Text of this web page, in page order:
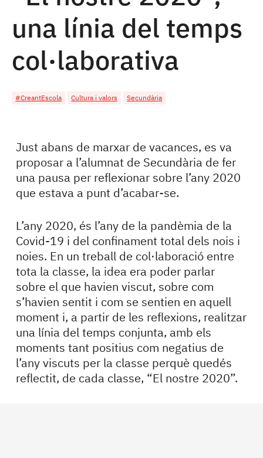
una línia del temps
col·laborativa
#CreantEscola Cultura i valors Secundària
Just abans de marxar de vacances, es va
proposar a l’alumnat de Secundària de fer
una pausa per reflexionar sobre l’any 2020
que estava a punt d’acabar-se.
L’any 2020, és l’any de la pandèmia de la
Covid-19 i del confinament total dels nois i
noies. En un treball de col·laboració entre
tota la classe, la idea era poder parlar
sobre el que havien viscut, sobre com
s’havien sentit i com se sentien en aquell
moment i, a partir de les reflexions, realitzar
una línia del temps conjunta, amb els
moments tant positius com negatius de
l’any viscuts per la classe perquè quedés
reflectit, de cada classe, “El nostre 2020”.